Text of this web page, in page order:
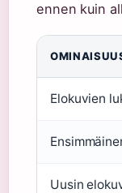
ennen kuin
Elokuvien
Uusin